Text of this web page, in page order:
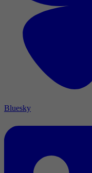
Bluesky